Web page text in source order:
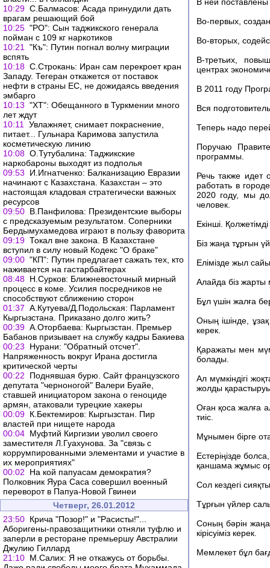
10:29 С.Балмасов: Асада принудили дать
врагам решающий бой
10:25 "РО": Сын таджикского генерала
пойман с 109 кг наркотиков
10:21
"Къ": Путин погнал волну миграции
вспять
10:18 С.Строкань: Иран сам перекроет кран
Западу. Тегеран откажется от поставок
нефти в страны ЕС, не дожидаясь введения
эмбарго
10:13 "ХТ": Обещанного в Туркмении много
лет ждут
10:11
Увлажняет, снимает покраснение,
питает... Гульнара Каримова запустила
косметическую линию
10:08 О.Тутубалина: Таджикские
наркобароны выходят из подполья
09:53
И.Игнатченко: Балканизацию Евразии
начинают с Казахстана. Казахстан – это
настоящая кладовая стратегически важных
ресурсов
09:50 В.Панфилова: Президентские выборы
с предсказуемым результатом. Соперники
Бердымухамедова играют в пользу фаворита
09:19 Токал вне закона. В Казахстане
вступил в силу новый Кодекс "О браке"
09:00 "КП": Путин предлагает сажать тех, кто
наживается на гастарбайтерах
08:48 Н.Сурков: Ближневосточный мирный
процесс в коме. Усилия посредников не
способствуют сближению сторон
01:37 А.Кутуева/Д.Подольская: Парламент
Кыргызстана. Приказано долго жить?
00:39 А.Оторбаева: Кыргызстан. Премьер
Бабанов призывает на службу кадры Бакиева
00:23
Нурани: "Обратный отсчет".
Напряженность вокруг Ирана достигла
критической черты
00:22
Поднявшая бурю. Сайт французского
депутата "черноногой" Валери Буайе,
ставшей инициатором закона о геноциде
армян, атаковали турецкие хакеры
00:09 К.Бектемиров: Кыргызстан. Пир
властей при нищете народа
00:04 Муфтий Киргизии уволил своего
заместителя Л.Гуахунова. За "связь с
коррумпированными элементами и участие в
их мероприятиях"
00:02
На кой папуасам демократия?
Полковник Яура Саса совершил военный
переворот в Папуа-Новой Гвинеи
Четверг, 26.01.2012
23:50 Крича "Позор!" и "Расисты!"...
Аборигены-правозащитники отняли туфлю и
заперли в ресторане премьершу Австралии
Джулию Гиллард
21:10 М.Салих: Я не откажусь от борьбы.
Во-первых,
Во-вторых,
В-третьих,
центрах
В 2011 году
Вся
Теперь надо
Поручаю
программы.
Речь также идет
работать в
2020 году, мы
человек.
Екінші.
Біз жаңа тұрғын
Елімізде жыл
Алайда біз жарты
Бұл үшін жалға
Оның ішінде,
керек.
Қаражаты мен
болады.
Ал мүмкіндігі
жолды
Оған қоса жалға
тиіс.
Мұнымен бірге
Естеріңізде
қаншама жұмыс
Сол кездегі
Тұрғын үйлер
Соның бәрін
кірісуіміз керек.
Мемлекет бұл